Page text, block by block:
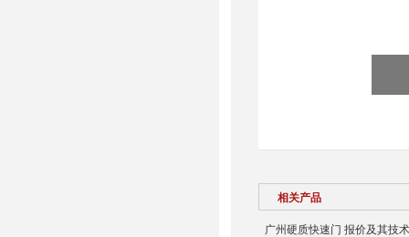
相关产品
广州硬质快速门 报价及其技